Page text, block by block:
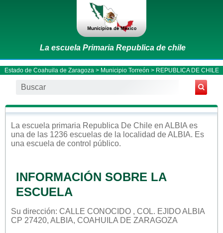
La escuela Primaria Republica de chile
Estado de Coahuila de Zaragoza > Municipio Torreón > REPUBLICA DE CHILE
La escuela primaria Republica De Chile en ALBIA es
una de las 1236 escuelas de la localidad deALBIA. Es
una escuela de control público.
INFORMACIÓN SOBRE LA
ESCUELA
Su dirección: CALLE CONOCIDO , COL. EJIDO ALBIA
CP 27420, ALBIA, COAHUILA DE ZARAGOZA